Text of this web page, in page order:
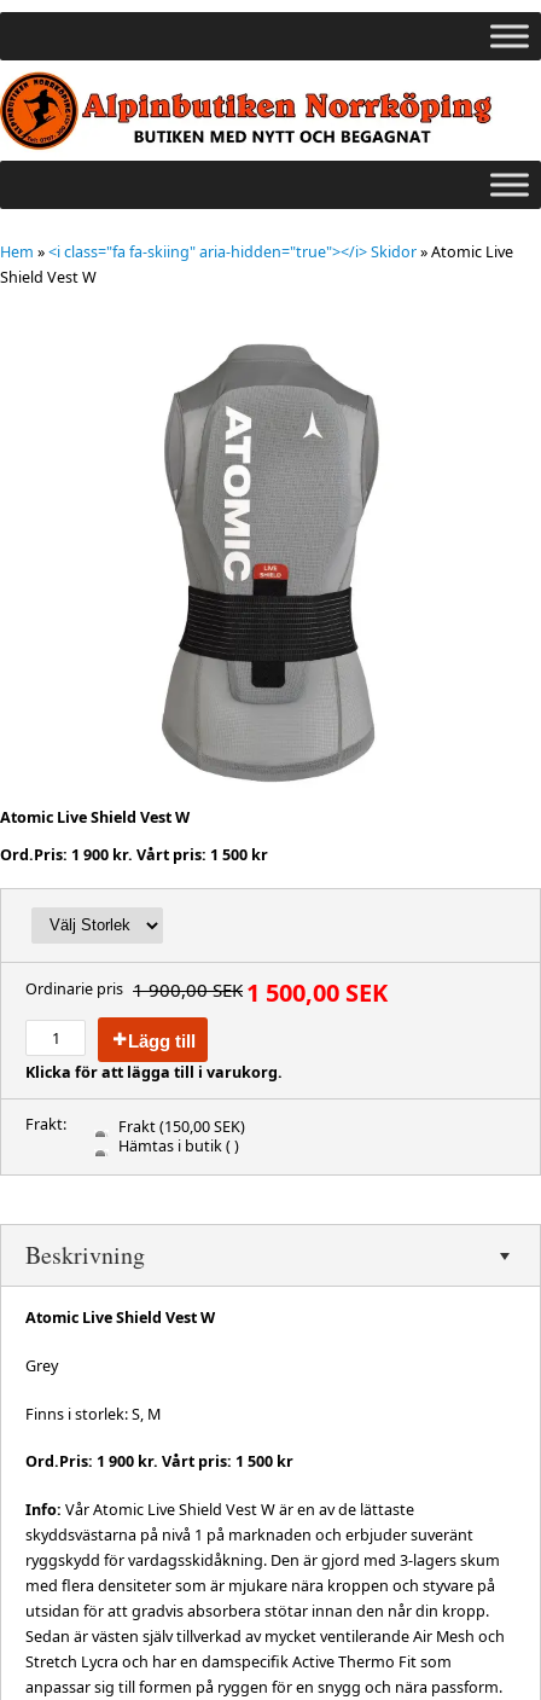
Hem »<i class="fa fa-skiing" aria-hidden="true"></i> Skidor»Atomic Live
Shield Vest W
Atomic Live Shield Vest W
Ord.Pris: 1 900 kr. Vårt pris: 1 500 kr
Ordinarie pris 1 900,00 SEK 1 500,00 SEK
Lägg till
Klicka för att lägga till i varukorg.
Frakt: Frakt(150,00 SEK)
Hämtas i butik( )
Beskrivning
Atomic Live Shield Vest W
Grey
Finns i storlek: S, M
Ord.Pris: 1 900 kr. Vårt pris: 1 500 kr
Info: Vår Atomic Live Shield Vest W är en av de lättaste
skyddsvästarna på nivå 1 på marknaden och erbjuder suveränt
ryggskydd för vardagsskidåkning. Den är gjord med 3-lagers skum
med flera densiteter som är mjukare nära kroppen och styvare på
utsidan för att gradvis absorbera stötar innan den når din kropp.
Sedan är västen själv tillverkad av mycket ventilerande Air Mesh och
Stretch Lycra och har en damspecifik Active Thermo Fit som
anpassar sig till formen på ryggen för en snygg och nära passform.